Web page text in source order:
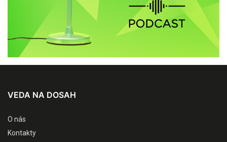
VEDA NA DOSAH
O nás
Kontakty